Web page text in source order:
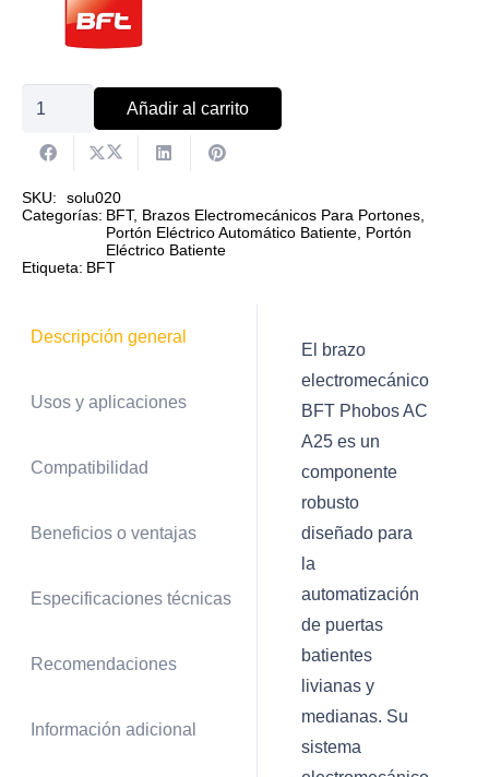
Brazo
electromecánico
BFT
Phobos
AC
sólo
cantidad
Añadir al carrito
SKU:
solu020
Categorías: BFT, Brazos Electromecánicos Para Portones,
Portón Eléctrico Automático Batiente, Portón
Eléctrico Batiente
Etiqueta: BFT
Descripción general
Usos y aplicaciones
Compatibilidad
Beneficios o ventajas
Especificaciones técnicas
Recomendaciones
Información adicional
El brazo
electromecánico
BFT Phobos AC
A25 es un
componente
robusto
diseñado para
la
automatización
de puertas
batientes
livianas y
medianas. Su
sistema